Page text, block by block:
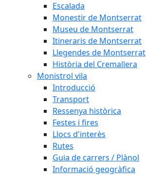
Escalada
Monestir de Montserrat
Museu de Montserrat
Itineraris de Montserrat
Llegendes de Montserrat
Història del Cremallera
Monistrol vila
Introducció
Transport
Ressenya històrica
Festes i fires
Llocs d'interès
Rutes
Guia de carrers / Plànol
Informació geogràfica